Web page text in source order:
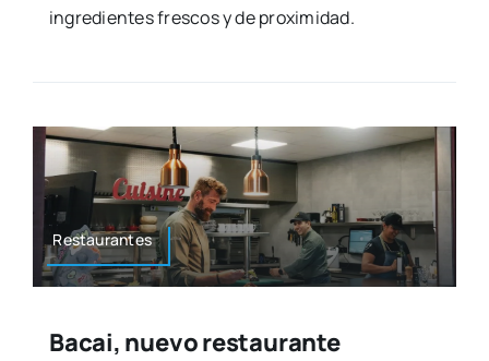
ingre­dien­tes fres­cos y de pro­xi­mi­dad.
Res­tau­ran­tes
Bacai, nuevo restaurante